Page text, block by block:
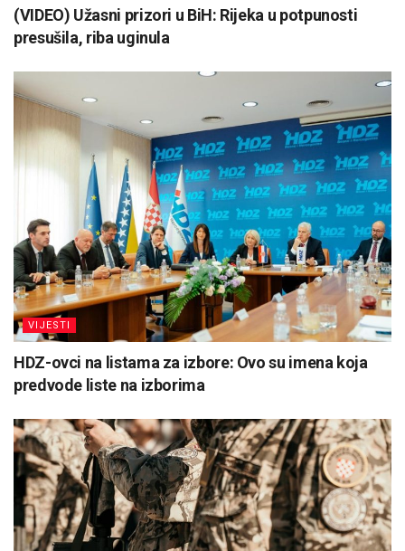
(VIDEO) Užasni prizori u BiH: Rijeka u potpunosti
presušila, riba uginula
VIJESTI
HDZ-ovci na listama za izbore: Ovo su imena koja
predvode liste na izborima